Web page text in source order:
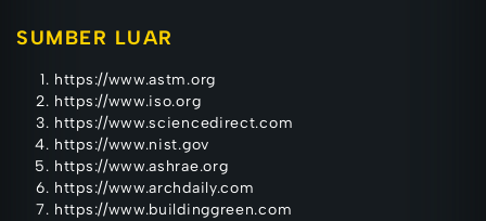
SUMBER LUAR
https://www.astm.org
https://www.iso.org
https://www.sciencedirect.com
https://www.nist.gov
https://www.ashrae.org
https://www.archdaily.com
https://www.buildinggreen.com